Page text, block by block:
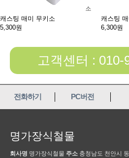
캐스팅 매미 무키소
5,300원
캐스팅
6,300원
고객센터 : 010-
전화하기 PC버전
명가장식철물
회사명 명가장식철물 주소 충청남도 천안시